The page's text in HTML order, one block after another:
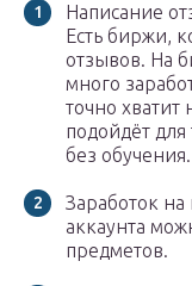
Написание
Есть биржи,
отзывов. На
много
точно хватит
подойдёт
без обучения.
Заработок
аккаунта
предметов.